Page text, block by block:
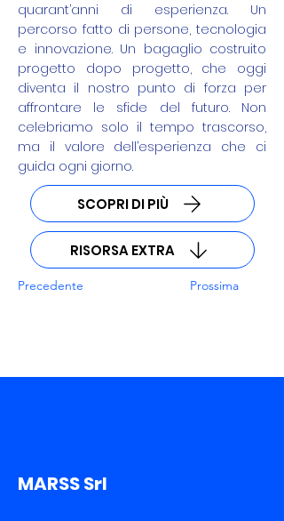
quarant’anni di esperienza. Un
percorso fatto di persone, tecnologia
e innovazione. Un bagaglio costruito
progetto dopo progetto, che oggi
diventa il nostro punto di forza per
affrontare le sfide del futuro. Non
celebriamo solo il tempo trascorso,
ma il valore dell’esperienza che ci
guida ogni giorno.
SCOPRI DI PIÙ
RISORSA EXTRA
Precedente Prossima
MARSS Srl